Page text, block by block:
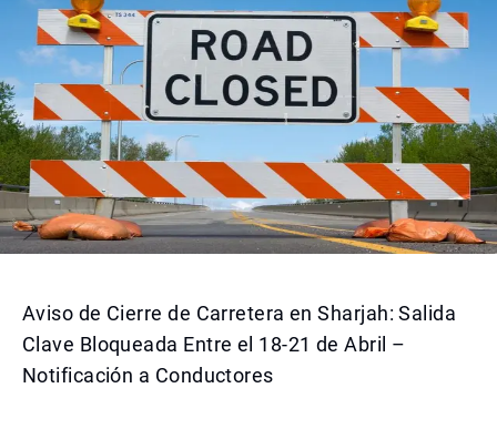
Aviso de Cierre de Carretera en Sharjah: Salida
Clave Bloqueada Entre el 18-21 de Abril –
Notificación a Conductores